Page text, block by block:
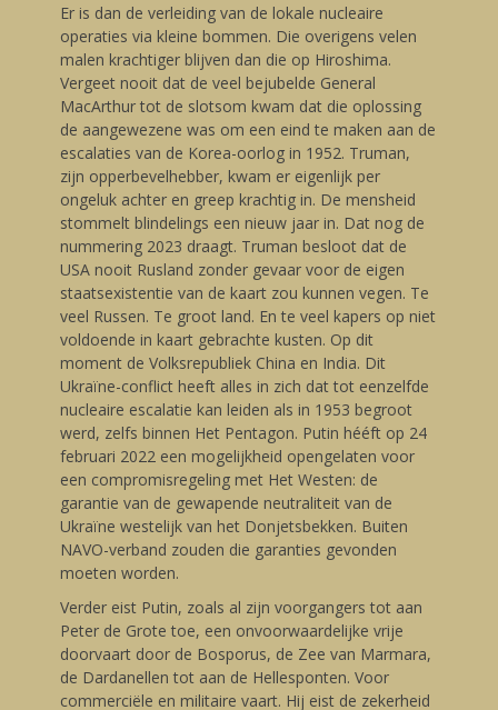
Er is dan de verleiding van de lokale nucleaire
operaties via kleine bommen. Die overigens velen
malen krachtiger blijven dan die op Hiroshima.
Vergeet nooit dat de veel bejubelde General
MacArthur tot de slotsom kwam dat die oplossing
de aangewezene was om een eind te maken aan de
escalaties van de Korea-oorlog in 1952. Truman,
zijn opperbevelhebber, kwam er eigenlijk per
ongeluk achter en greep krachtig in. De mensheid
stommelt blindelings een nieuw jaar in. Dat nog de
nummering 2023 draagt. Truman besloot dat de
USA nooit Rusland zonder gevaar voor de eigen
staatsexistentie van de kaart zou kunnen vegen. Te
veel Russen. Te groot land. En te veel kapers op niet
voldoende in kaart gebrachte kusten. Op dit
moment de Volksrepubliek China en India. Dit
Ukraïne-conflict heeft alles in zich dat tot eenzelfde
nucleaire escalatie kan leiden als in 1953 begroot
werd, zelfs binnen Het Pentagon. Putin hééft op 24
februari 2022 een mogelijkheid opengelaten voor
een compromisregeling met Het Westen: de
garantie van de gewapende neutraliteit van de
Ukraïne westelijk van het Donjetsbekken. Buiten
NAVO-verband zouden die garanties gevonden
moeten worden.
Verder eist Putin, zoals al zijn voorgangers tot aan
Peter de Grote toe, een onvoorwaardelijke vrije
doorvaart door de Bosporus, de Zee van Marmara,
de Dardanellen tot aan de Hellesponten. Voor
commerciële en militaire vaart. Hij eist de zekerheid